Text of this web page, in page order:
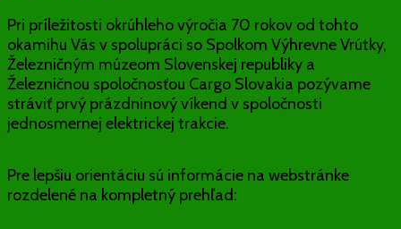
Pri príležitosti okrúhleho výročia 70 rokov od tohto
okamihu Vás v spolupráci so Spolkom Výhrevne Vrútky,
Železničným múzeom Slovenskej republiky a
Železničnou spoločnosťou Cargo Slovakia pozývame
stráviť prvý prázdninový víkend v spoločnosti
jednosmernej elektrickej trakcie.
Pre lepšiu orientáciu sú informácie na webstránke
rozdelené na kompletný prehľad: